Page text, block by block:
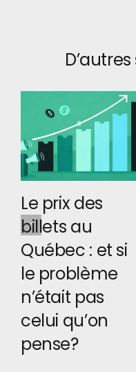
Le prix des
billets au
Québec : et si
le problème
n’était pas
celui qu’on
pense?